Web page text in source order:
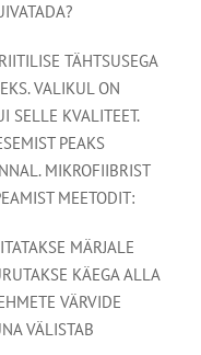
TÄHTSUSEGA
VALIKUL ON
SELLE KVALITEET.
PEAKS
MIKROFIIBRIST
MEETODIT:
MÄRJALE
KÄEGA ALLA
VÄRVIDE
VÄLISTAB